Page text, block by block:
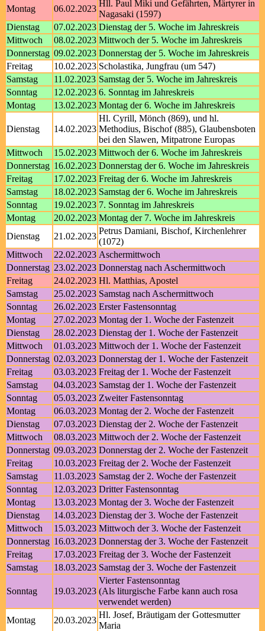
Montag
06.02.2023
Hll. Paul Miki und Gefährten, Märtyrer in
Nagasaki (1597)
Dienstag
07.02.2023 Dienstag der 5. Woche im Jahreskreis
Mittwoch
08.02.2023 Mittwoch der 5. Woche im Jahreskreis
Donnerstag 09.02.2023 Donnerstag der 5. Woche im Jahreskreis
Freitag
10.02.2023 Scholastika, Jungfrau (um 547)
Samstag
11.02.2023 Samstag der 5. Woche im Jahreskreis
Sonntag
12.02.2023 6. Sonntag im Jahreskreis
Montag
13.02.2023 Montag der 6. Woche im Jahreskreis
Dienstag 14.02.2023
Hl. Cyrill, Mönch (869), und hl.
Methodius, Bischof (885), Glaubensboten
bei den Slawen, Mitpatrone Europas
Mittwoch
15.02.2023 Mittwoch der 6. Woche im Jahreskreis
Donnerstag 16.02.2023 Donnerstag der 6. Woche im Jahreskreis
Freitag
17.02.2023 Freitag der 6. Woche im Jahreskreis
Samstag
18.02.2023 Samstag der 6. Woche im Jahreskreis
Sonntag
19.02.2023 7. Sonntag im Jahreskreis
Montag
20.02.2023 Montag der 7. Woche im Jahreskreis
Dienstag
21.02.2023
Petrus Damiani, Bischof, Kirchenlehrer
(1072)
Mittwoch
22.02.2023 Aschermittwoch
Donnerstag 23.02.2023 Donnerstag nach Aschermittwoch
Freitag
24.02.2023 Hl. Matthias, Apostel
Samstag
25.02.2023 Samstag nach Aschermittwoch
Sonntag
26.02.2023 Erster Fastensonntag
Montag
27.02.2023 Montag der 1. Woche der Fastenzeit
Dienstag
28.02.2023 Dienstag der 1. Woche der Fastenzeit
Mittwoch
01.03.2023 Mittwoch der 1. Woche der Fastenzeit
Donnerstag 02.03.2023 Donnerstag der 1. Woche der Fastenzeit
Freitag
03.03.2023 Freitag der 1. Woche der Fastenzeit
Samstag
04.03.2023 Samstag der 1. Woche der Fastenzeit
Sonntag
05.03.2023 Zweiter Fastensonntag
Montag
06.03.2023 Montag der 2. Woche der Fastenzeit
Dienstag
07.03.2023 Dienstag der 2. Woche der Fastenzeit
Mittwoch
08.03.2023 Mittwoch der 2. Woche der Fastenzeit
Donnerstag 09.03.2023 Donnerstag der 2. Woche der Fastenzeit
Freitag
10.03.2023 Freitag der 2. Woche der Fastenzeit
Samstag
11.03.2023 Samstag der 2. Woche der Fastenzeit
Sonntag
12.03.2023 Dritter Fastensonntag
Montag
13.03.2023 Montag der 3. Woche der Fastenzeit
Dienstag
14.03.2023 Dienstag der 3. Woche der Fastenzeit
Mittwoch
15.03.2023 Mittwoch der 3. Woche der Fastenzeit
Donnerstag 16.03.2023 Donnerstag der 3. Woche der Fastenzeit
Freitag
17.03.2023 Freitag der 3. Woche der Fastenzeit
Samstag
18.03.2023 Samstag der 3. Woche der Fastenzeit
Sonntag 19.03.2023
Vierter Fastensonntag
(Als liturgische Farbe kann auch rosa
verwendet werden)
Montag
20.03.2023
Hl. Josef, Bräutigam der Gottesmutter
Maria